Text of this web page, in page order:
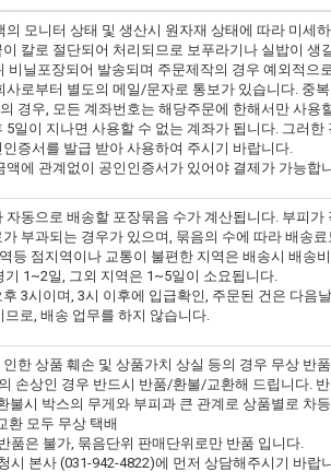
의 모니터 상태 및 생산시 원자재 상태에 따라 미세
칼로 절단되어 처리되므로 보푸라기나 실밥이 생
비닐포장되어 발송되며 주문제작의 경우 예외적으
사로부터 별도의 메일/문자로 통보가 있습니다. 중
경우, 모든 계좌번호는 해당주문에 한해서만 사용
5일이 지나면 사용할 수 없는 계좌가 됩니다. 그러
증서를 발급 받아 사용하여 주시기 바랍니다.
액에 관계없이 공인인증서가 있어야 결제가 가능합
자동으로 배송할 포장묶음 수가 계산됩니다. 부피
부과되는 경우가 있으며, 묶음의 수에 따라 배송료
등 점지역이나 교통이 불편한 지역은 배송시 배송
1~2일, 그외 지역은 1~5일이 소요됩니다.
3시이며, 3시 이후에 입급확인, 주문된 건은 다음
로, 배송 업무를 하지 않습니다.
한 상품 훼손 및 상품가치 상실 등의 경우 무상 반
손상인 경우 반드시 반품/환불/교환해 드립니다.
불시 박스의 무게와 부피과 큰 관계로 상품별로 차
환 모두 무상 택배
품은 불가, 묶음단위 판매단위로만 반품 입니다.
시 본사 (031-942-4822)에 먼저 상담해주시기 바랍